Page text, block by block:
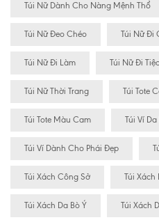
Túi Nữ Dành Cho Nàng Mệnh Thổ
Túi Nữ Đeo Chéo Túi Nữ Đi
Túi Nữ Đi Làm Túi Nữ Đi Tiệc
Túi Nữ Thời Trang Túi Tote
Túi Tote Màu Cam Túi Ví Da
Túi Ví Dành Cho Phái Đẹp
Túi Xách Công Sở Túi Xách
Túi Xách Da Bò Ý Túi Xách